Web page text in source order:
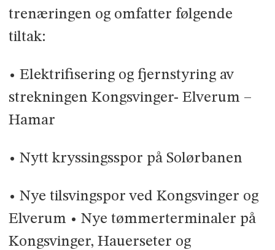
trenæringen og omfatter følgende
tiltak:
• Elektrifisering og fjernstyring av
strekningen Kongsvinger- Elverum –
Hamar
• Nytt kryssingsspor på Solørbanen
• Nye tilsvingspor ved Kongsvinger og
Elverum • Nye tømmerterminaler på
Kongsvinger, Hauerseter og